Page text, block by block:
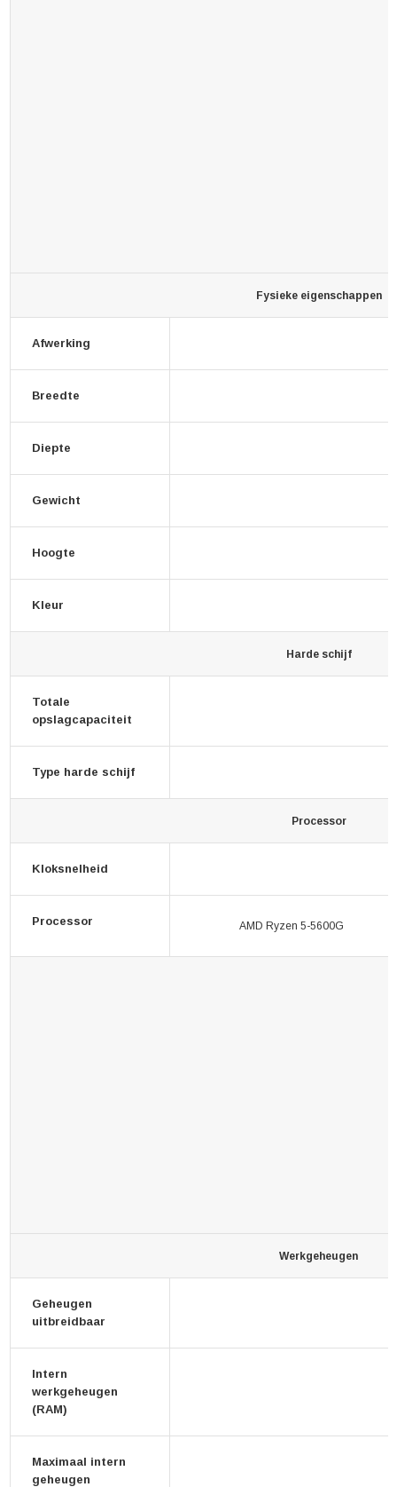
Fysieke eigenschappen
Afwerking
Breedte
Diepte
Gewicht
Hoogte
Kleur
Harde schijf
Totale
opslagcapaciteit
Type harde schijf
Processor
Kloksnelheid
Processor AMD Ryzen 5-5600G
Werkgeheugen
Geheugen
uitbreidbaar
Intern
werkgeheugen
(RAM)
Maximaal intern
geheugen